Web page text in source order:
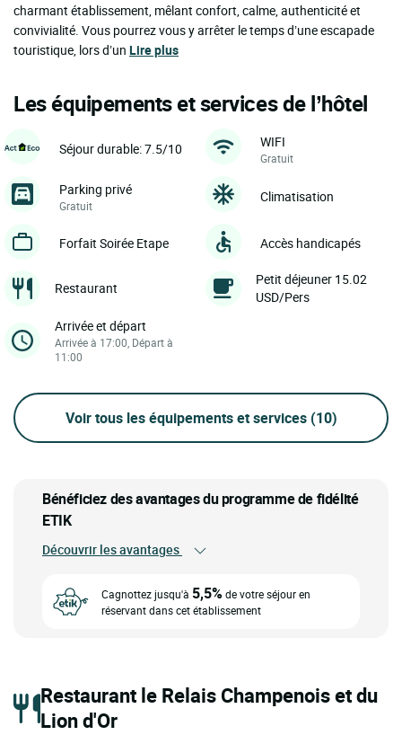
charmant établissement, mêlant confort, calme, authenticité et
convivialité. Vous pourrez vous y arrêter le temps d’une escapade
touristique, lors d’un Lire plus
Les équipements et services de l’hôtel
Séjour durable: 7.5/10 WIFI
Gratuit
Parking privé
Gratuit
Climatisation
Forfait Soirée Etape Accès handicapés
Restaurant
Petit déjeuner 15.02
USD/Pers
Arrivée et départ
Arrivée à 17:00, Départ à
11:00
Voir tous les équipements et services (10)
Bénéficiez des avantages du programme de fidélité
ETIK
Découvrir les avantages
Cagnottez jusqu'à 5,5%de votre séjour en
réservant dans cet établissement
Restaurant le Relais Champenois et du
Lion d'Or